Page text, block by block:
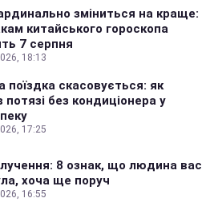
зміниться на краще:
китайського гороскопа
7 серпня
18:13
поїздка скасовується: як
без кондиціонера у
17:25
8 ознак, що людина вас
хоча ще поруч
16:55